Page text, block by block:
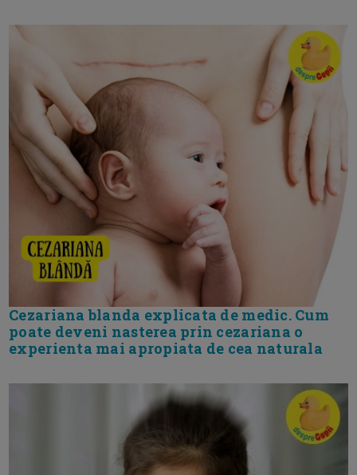
Cezariana blanda explicata de medic. Cum
poate deveni nasterea prin cezariana o
experienta mai apropiata de cea naturala